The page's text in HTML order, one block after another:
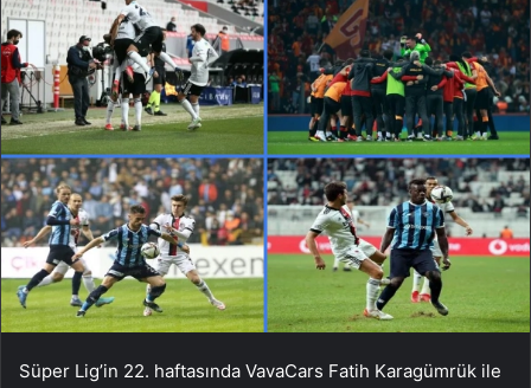
Süper Lig’in 22. haftasında VavaCars Fatih Karagümrük ile